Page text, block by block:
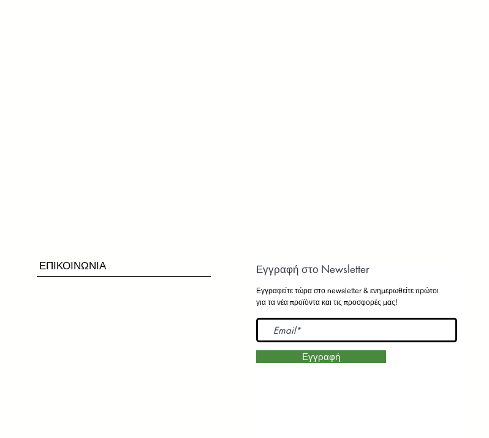
ΕΠΙΚΟΙΝΩΝΙΑ Εγγραφή στο Newsletter
Εγγραφείτε τώρα στο newsletter & ενημερωθείτε πρώτοι
για τα νέα προϊόντα και τις προσφορές μας!
Εγγραφή